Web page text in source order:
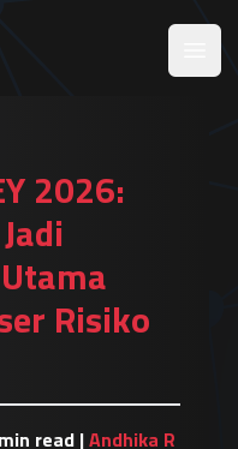
2026:
Risiko
read |Andhika R